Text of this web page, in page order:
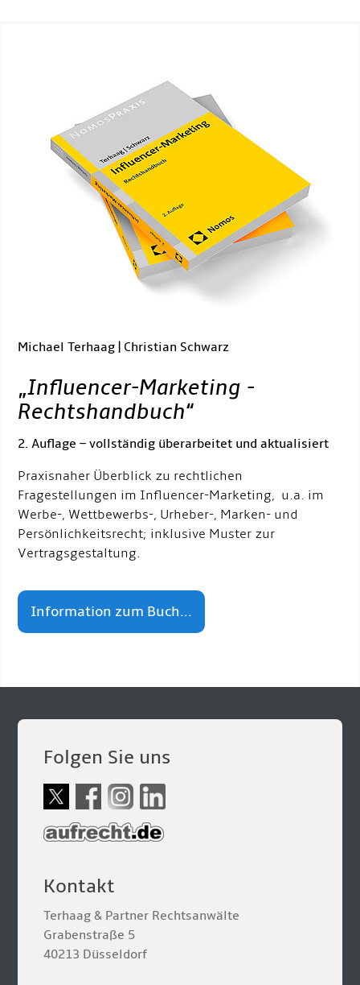
Michael Terhaag | Christian Schwarz
„Influencer-Marketing -
Rechtshandbuch“
2. Auflage – vollständig überarbeitet und aktualisiert
Praxisnaher Überblick zu rechtlichen
Fragestellungen im Influencer-Marketing, u.a. im
Werbe-, Wettbewerbs-, Urheber-, Marken- und
Persönlichkeitsrecht; inklusive Muster zur
Vertragsgestaltung.
Information zum Buch...
Folgen Sie uns
Kontakt
Terhaag & Partner Rechtsanwälte
Grabenstraße 5
40213 Düsseldorf